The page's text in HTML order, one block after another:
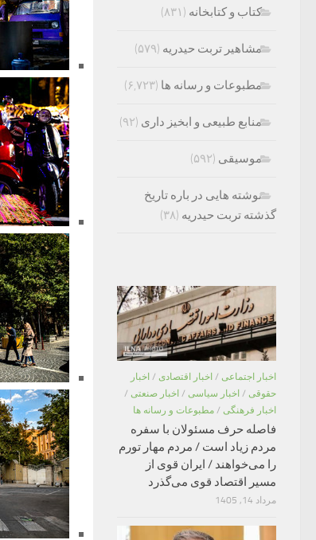
کتاب و کتابخانه (۸۳۱)
مشاهیر تربت حیدریه (۵۷۹)
مطبوعات و رسانه ها (۶,۷۲۳)
منابع طبیعی و ابخیز داری (۹۲)
موسیقی (۵۹۲)
نوشته هایی در باره تاریخ
گذشته تربت حیدریه (۳۸)
اخبار اجتماعی / اخبار اقتصادی / اخبار
حقوقی / اخبار سیاسی / اخبار صنعتی /
اخبار فرهنگی / مطبوعات و رسانه ها
فاصله حرف مسئولان با سفره
مردم زیاد است / مردم مهار تورم
را می‌خواهند / ایران قوی از
مسیر اقتصاد قوی می‌گذرد
مرداد 14, 1405